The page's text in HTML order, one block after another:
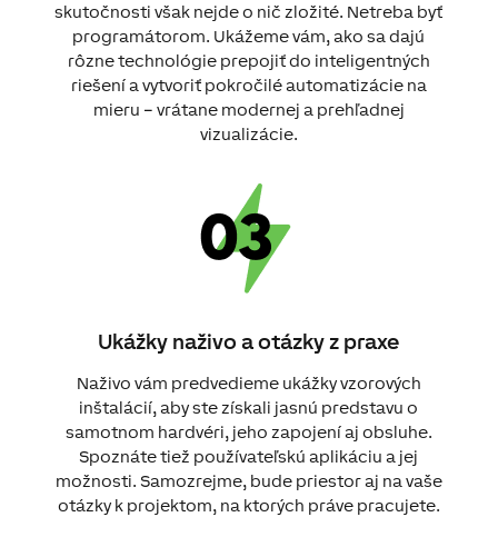
skutočnosti však nejde o nič zložité. Netreba byť
programátorom. Ukážeme vám, ako sa dajú
rôzne technológie prepojiť do inteligentných
riešení a vytvoriť pokročilé automatizácie na
mieru – vrátane modernej a prehľadnej
vizualizácie.
Ukážky naživo a otázky z praxe
Naživo vám predvedieme ukážky vzorových
inštalácií, aby ste získali jasnú predstavu o
samotnom hardvéri, jeho zapojení aj obsluhe.
Spoznáte tiež používateľskú aplikáciu a jej
možnosti. Samozrejme, bude priestor aj na vaše
otázky k projektom, na ktorých práve pracujete.